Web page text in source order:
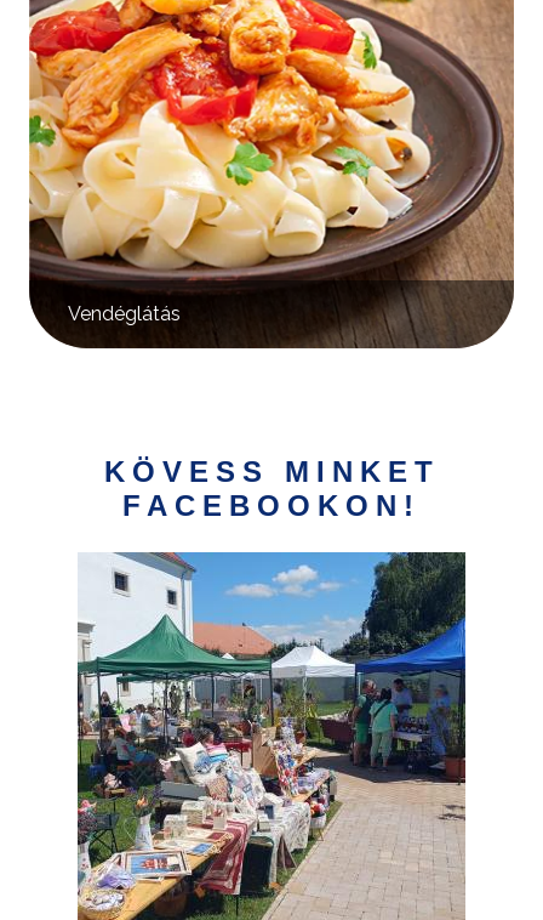
Vendéglátás
KÖVESS MINKET
FACEBOOKON!